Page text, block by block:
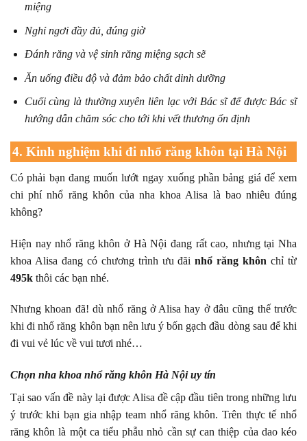
miệng
Nghỉ ngơi đầy đủ, đúng giờ
Đánh răng và vệ sinh răng miệng sạch sẽ
Ăn uống điều độ và đảm bảo chất dinh dưỡng
Cuối cùng là thường xuyên liên lạc với Bác sĩ để được Bác sĩ
hướng dẫn chăm sóc cho tới khi vết thương ổn định
4. Kinh nghiệm khi đi nhổ răng khôn tại Hà Nội
Có phải bạn đang muốn lướt ngay xuống phần bảng giá để xem
chi phí nhổ răng khôn của nha khoa Alisa là bao nhiêu đúng
không?
Hiện nay nhổ răng khôn ở Hà Nội đang rất cao, nhưng tại Nha
khoa Alisa đang có chương trình ưu đãinhổ răng khôn chỉ từ
495k thôi các bạn nhé.
Nhưng khoan đã! dù nhổ răng ở Alisa hay ở đâu cũng thế trước
khi đi nhổ răng khôn bạn nên lưu ý bốn gạch đầu dòng sau để khi
đi vui vẻ lúc về vui tươi nhé…
Chọn nha khoa nhổ răng khôn Hà Nội uy tín
Tại sao vấn đề này lại được Alisa đề cập đầu tiên trong những lưu
ý trước khi bạn gia nhập team nhổ răng khôn. Trên thực tế nhổ
răng khôn là một ca tiểu phẫu nhỏ cần sự can thiệp của dao kéo